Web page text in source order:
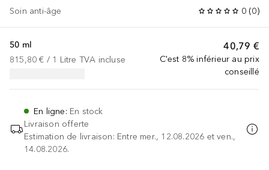
Soin anti-âge 0 (0)
40,79 €
C'est 8% inférieur au prix
conseillé
50 ml
815,80 € / 1 Litre TVA incluse
En ligne: En stock
Livraison offerte
Estimation de livraison: Entre mer., 12.08.2026 et ven.,
14.08.2026.